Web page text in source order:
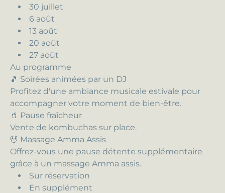
30 juillet
6 août
13 août
20 août
27 août
Au programme
🎵 Soirées animées par un DJ
Profitez d'une ambiance musicale estivale pour
accompagner votre moment de bien-être.
🥤 Pause fraîcheur
Vente de kombuchas sur place.
💆 Massage Amma Assis
Offrez-vous une pause détente supplémentaire
grâce à un massage Amma assis.
Sur réservation
En supplément